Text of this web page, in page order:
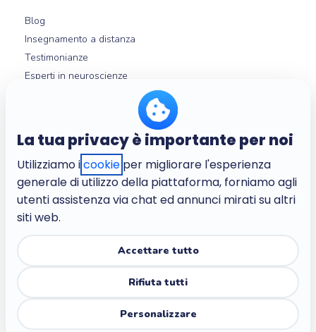
La tua privacy è importante per noi
Utilizziamo icookie per migliorare l'esperienza
generale di utilizzo della piattaforma, forniamo agli
utenti assistenza via chat ed annunci mirati su altri
siti web.
Accettare tutto
Rifiuta tutti
Personalizzare
Blog
Insegnamento a distanza
Testimonianze
Esperti in neuroscienze
Chi siamo
L'azienda
Lavora con noi
Politica sulla privacy per i bambini
Accessibilità